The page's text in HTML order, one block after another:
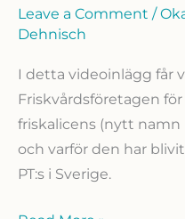
Leave a Comment /
Dehnisch
I detta videoinlägg får
Friskvårdsföretagen
friskalicens (nytt namn
och varför den har
PT:s i Sverige.